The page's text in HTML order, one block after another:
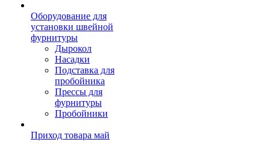
Оборудование для
установки швейной
фурнитуры
Дырокол
Насадки
Подставка для
пробойника
Прессы для
фурнитуры
Пробойники
Приход товара май